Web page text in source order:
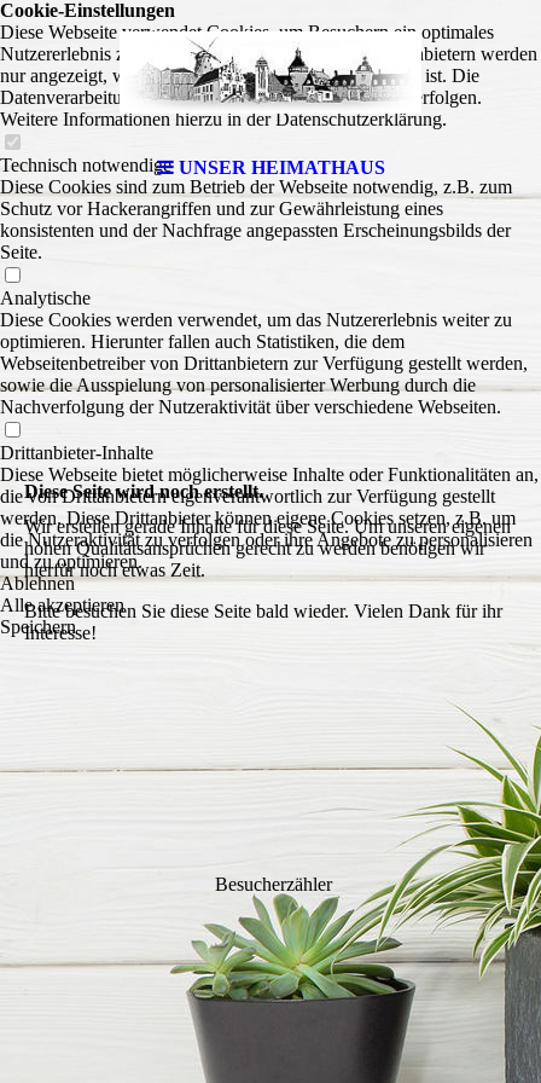
UNSER HEIMATHAUS
Diese Seite wird noch erstellt.
Wir erstellen gerade Inhalte für diese Seite. Um unseren eigenen
hohen Qualitätsansprüchen gerecht zu werden benötigen wir
hierfür noch etwas Zeit.
Bitte besuchen Sie diese Seite bald wieder. Vielen Dank für ihr
Interesse!
Besucherzähler
Cookie-Einstellungen
Diese Webseite verwendet Cookies, um Besuchern ein optimales
Nutzererlebnis zu bieten. Bestimmte Inhalte von Drittanbietern werden
nur angezeigt, wenn die entsprechende Option aktiviert ist. Die
Datenverarbeitung kann dann auch in einem Drittland erfolgen.
Weitere Informationen hierzu in der Datenschutzerklärung.
Technisch notwendige
Diese Cookies sind zum Betrieb der Webseite notwendig, z.B. zum
Schutz vor Hackerangriffen und zur Gewährleistung eines
konsistenten und der Nachfrage angepassten Erscheinungsbilds der
Seite.
Analytische
Diese Cookies werden verwendet, um das Nutzererlebnis weiter zu
optimieren. Hierunter fallen auch Statistiken, die dem
Webseitenbetreiber von Drittanbietern zur Verfügung gestellt werden,
sowie die Ausspielung von personalisierter Werbung durch die
Nachverfolgung der Nutzeraktivität über verschiedene Webseiten.
Drittanbieter-Inhalte
Diese Webseite bietet möglicherweise Inhalte oder Funktionalitäten an,
die von Drittanbietern eigenverantwortlich zur Verfügung gestellt
werden. Diese Drittanbieter können eigene Cookies setzen, z.B. um
die Nutzeraktivität zu verfolgen oder ihre Angebote zu personalisieren
und zu optimieren.
Ablehnen
Alle akzeptieren
Speichern